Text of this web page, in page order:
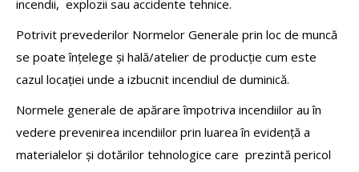
incendii, explozii sau accidente tehnice.
Potrivit prevederilor Normelor Generale prin loc de muncă
se poate înțelege și hală/atelier de producție cum este
cazul locației unde a izbucnit incendiul de duminică.
Normele generale de apărare împotriva incendiilor au în
vedere prevenirea incendiilor prin luarea în evidență a
materialelor și dotărilor tehnologice care prezintă pericol